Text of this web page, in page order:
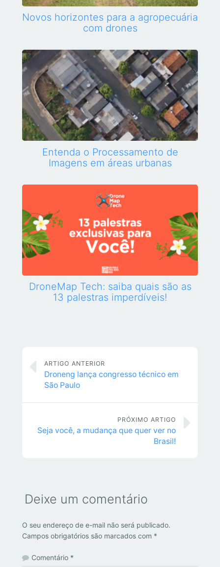
Novos horizontes para a agropecuária
com drones
Entenda o Processamento de
Imagens em áreas urbanas
DroneMap Tech: saiba quais são as
13 palestras imperdíveis!
ARTIGO ANTERIOR
Droneng lança congresso técnico em
São Paulo
PRÓXIMO ARTIGO
Seja você, a mudança que quer ver no
Brasil!
Deixe um comentário
O seu endereço de e-mail não será publicado.
Campos obrigatórios são marcados com *
Comentário *